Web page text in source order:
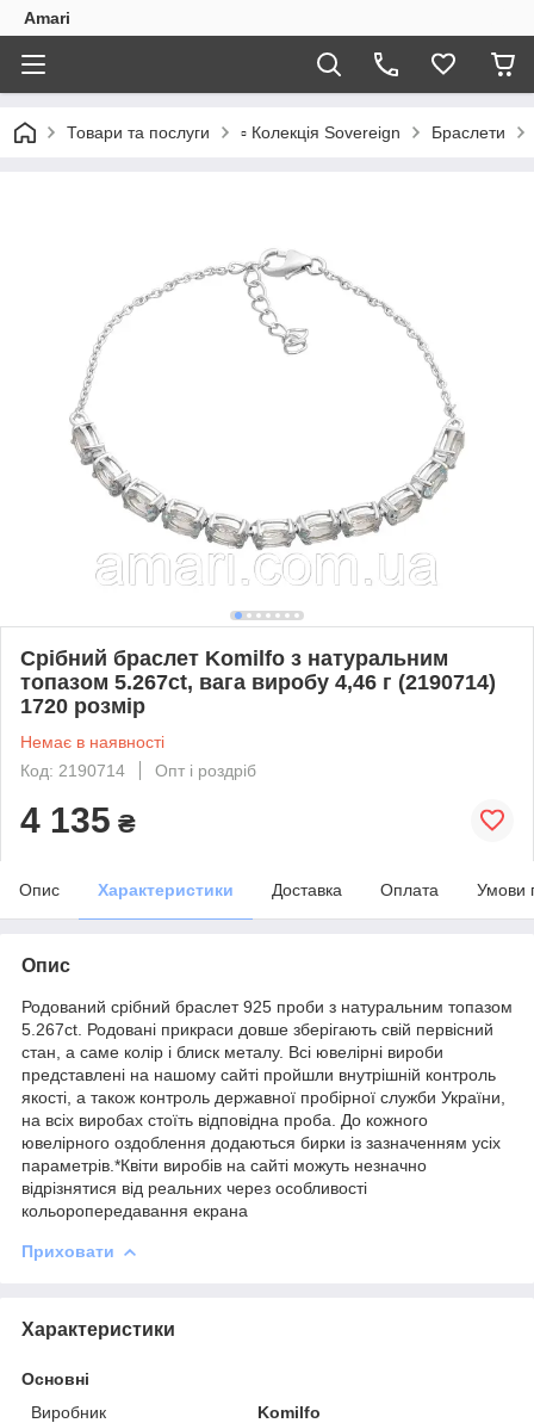
Amari
Товари та послуги ▫️ Колекція Sovereign Браслети
Срібний браслет Komilfo з натуральним
топазом 5.267ct, вага виробу 4,46 г (2190714)
1720 розмір
Немає в наявності
Код: 2190714
Опт і роздріб
4 135 ₴
Опис Характеристики Доставка Оплата Умови
Опис
Родований срібний браслет 925 проби з натуральним топазом
5.267ct. Родовані прикраси довше зберігають свій первісний
стан, а саме колір і блиск металу. Всі ювелірні вироби
представлені на нашому сайті пройшли внутрішній контроль
якості, а також контроль державної пробірної служби України,
на всіх виробах стоїть відповідна проба. До кожного
ювелірного оздоблення додаються бирки із зазначенням усіх
параметрів.*Квіти виробів на сайті можуть незначно
відрізнятися від реальних через особливості
кольоропередавання екрана
Приховати
Характеристики
Основні
Виробник
Komilfo